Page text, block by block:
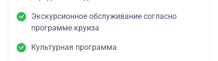
Экскурсионное обслуживание согласно
программе круиза
Культурная программа